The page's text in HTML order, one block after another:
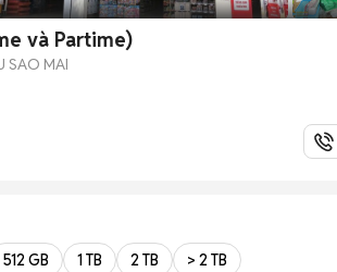
và Partime)
SAO MAI
512 GB 1 TB 2 TB > 2 TB